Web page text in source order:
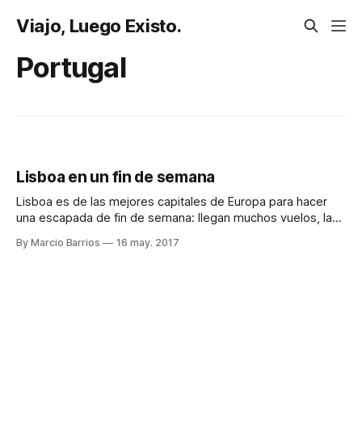
Viajo, Luego Existo.
Portugal
Lisboa en un fin de semana
Lisboa es de las mejores capitales de Europa para hacer
una escapada de fin de semana: llegan muchos vuelos, la
agradable y los precios son asequibles. ¡Qué más se puede
By Marcio Barrios 16 may. 2017